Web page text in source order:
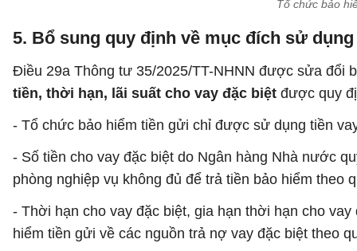
Tổ chức bảo
5. Bổ sung quy định về mục đích sử
Điều 29a Thông tư 35/2025/TT-NHNN được sửa đổi
tiền, thời hạn, lãi suất cho vay đặc biệt được quy
- Tổ chức bảo hiểm tiền gửi chỉ được sử dụng tiền
- Số tiền cho vay đặc biệt do Ngân hàng Nhà nước
phòng nghiệp vụ không đủ để trả tiền bảo hiểm theo
- Thời hạn cho vay đặc biệt, gia hạn thời hạn cho
hiểm tiền gửi về các nguồn trả nợ vay đặc biệt theo